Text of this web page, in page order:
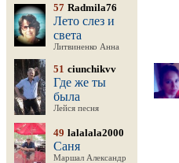
57 Radmila76
Лето слез и
света
Литвиненко Анна
51 ciunchikvv
Где же ты
была
Лейся песня
49 lalalala2000
Саня
Маршал Александр